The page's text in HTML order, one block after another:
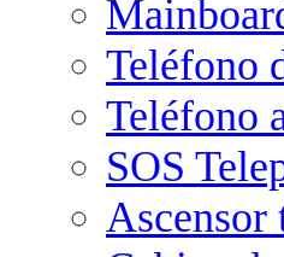
Teléfono
Teléfono
SOS
Ascensor